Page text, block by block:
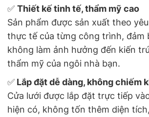
✅ Thiết kế tinh tế, thẩm mỹ cao
Sản phẩm được sản xuất theo
thực tế của từng công trình, đảm
không làm ảnh hưởng đến kiến
thẩm mỹ của ngôi nhà bạn.
✅ Lắp đặt dễ dàng, không chiếm
Cửa lưới được lắp đặt trực tiếp
hiện có, không tốn thêm diện